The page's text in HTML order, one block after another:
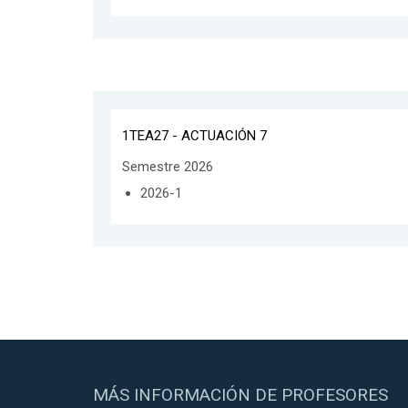
1TEA27 - ACTUACIÓN 7
Semestre 2026
2026-1
MÁS INFORMACIÓN DE PROFESORES